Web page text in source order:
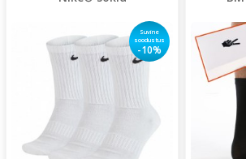
Suvine
soodustus
-10%